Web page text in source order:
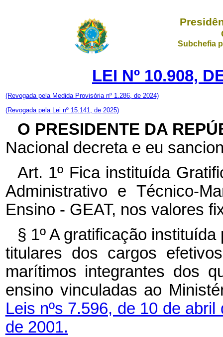
Subchefia
LEI Nº 10.908,
(Revogada pela Medida Provisória nº 1.286, de 2024)
(Revogada pela Lei nº 15.141, de 2025)
O PRESIDENTE DA
Nacional decreta e eu
Art. 1º Fica instituída
Administrativo e Técnico-
Ensino - GEAT, nos valores
§ 1ºA gratificação
titulares dos cargos
marítimos integrantes dos
ensino vinculadas ao
Leis nºs 7.596, de 10 de
de 2001.